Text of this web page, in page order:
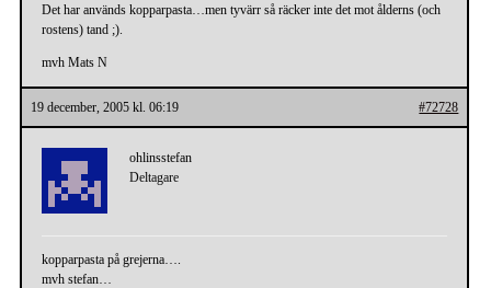
Det har används kopparpasta…men tyvärr så räcker inte det mot ålderns (och
rostens) tand ;).
mvh Mats N
19 december, 2005 kl. 06:19 #72728
ohlinsstefan
Deltagare
kopparpasta på grejerna….
mvh stefan…